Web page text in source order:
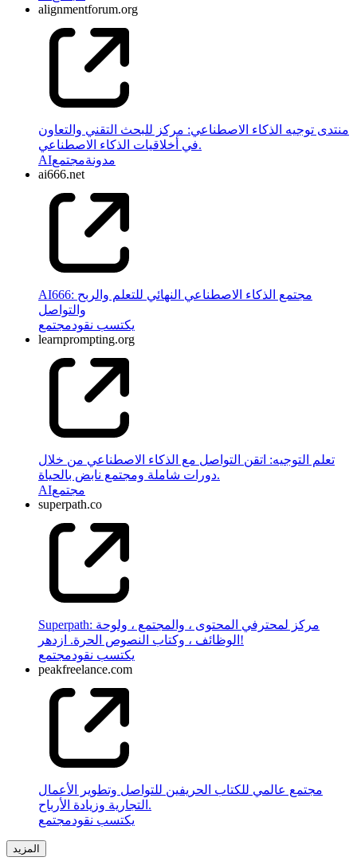
alignmentforum.org
منتدى توجيه الذكاء الاصطناعي: مركز للبحث التقني والتعاون
في أخلاقيات الذكاء الاصطناعي.
AI
مدونةمجتمع
ai666.net
AI666: مجتمع الذكاء الاصطناعي النهائي للتعلم والربح
والتواصل
يكتسب نقودمجتمع
learnprompting.org
تعلم التوجيه: اتقن التواصل مع الذكاء الاصطناعي من خلال
دورات شاملة ومجتمع نابض بالحياة.
AIمجتمع
superpath.co
Superpath: مركز لمحترفي المحتوى ، والمجتمع ، ولوحة
الوظائف ، وكتاب النصوص الحرة. ازدهر!
يكتسب نقودمجتمع
peakfreelance.com
مجتمع عالمي للكتاب الحريفين للتواصل وتطوير الأعمال
التجارية وزيادة الأرباح.
يكتسب نقودمجتمع
المزيد